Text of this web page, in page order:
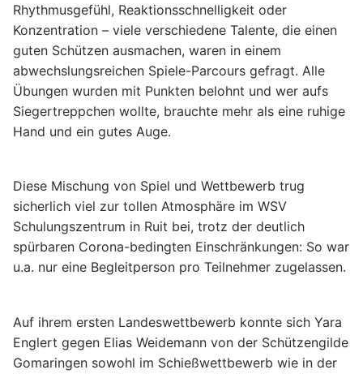
Rhythmusgefühl, Reaktionsschnelligkeit oder
Konzentration – viele verschiedene Talente, die einen
guten Schützen ausmachen, waren in einem
abwechslungsreichen Spiele-Parcours gefragt. Alle
Übungen wurden mit Punkten belohnt und wer aufs
Siegertreppchen wollte, brauchte mehr als eine ruhige
Hand und ein gutes Auge.
Diese Mischung von Spiel und Wettbewerb trug
sicherlich viel zur tollen Atmosphäre im WSV
Schulungszentrum in Ruit bei, trotz der deutlich
spürbaren Corona-bedingten Einschränkungen: So war
u.a. nur eine Begleitperson pro Teilnehmer zugelassen.
Auf ihrem ersten Landeswettbewerb konnte sich Yara
Englert gegen Elias Weidemann von der Schützengilde
Gomaringen sowohl im Schießwettbewerb wie in der